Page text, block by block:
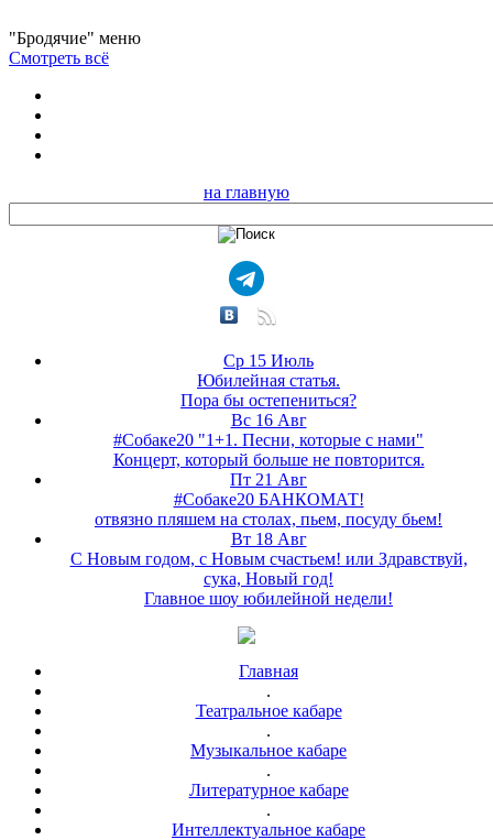
"Бродячие" меню
Смотреть всё
на главную
Ср 15 Июль
Юбилейная статья.
Пора бы остепениться?
Вс 16 Авг
#Собаке20 "1+1. Песни, которые с нами"
Концерт, который больше не повторится.
Пт 21 Авг
#Собаке20 БАНКОМАТ!
отвязно пляшем на столах, пьем, посуду бьем!
Вт 18 Авг
С Новым годом, с Новым счастьем! или Здравствуй,
сука, Новый год!
Главное шоу юбилейной недели!
Главная
.
Театральное кабаре
.
Музыкальное кабаре
.
Литературное кабаре
.
Интеллектуальное кабаре